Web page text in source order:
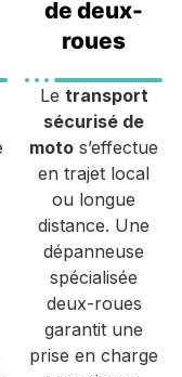
de deux-
roues
Le transport
sécurisé de
moto s’effectue
en trajet local
ou longue
distance. Une
dépanneuse
spécialisée
deux-roues
garantit une
prise en charge